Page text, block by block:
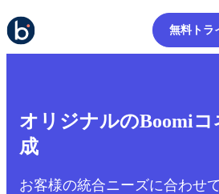
無料トラ
オリジナルのBoomi
成
お客様の統合ニーズに合わせ